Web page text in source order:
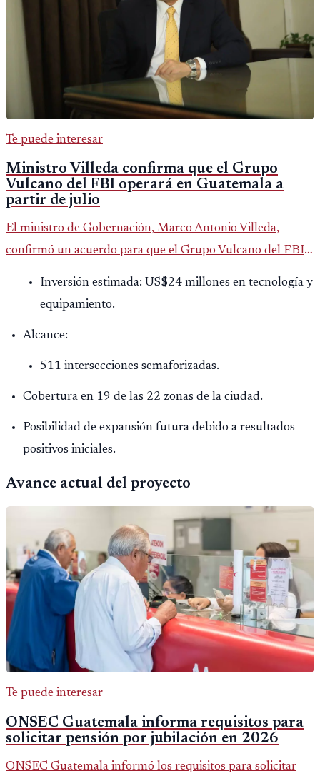
Te puede interesar
Ministro Villeda confirma que el Grupo
Vulcano del FBI operará en Guatemala a
partir de julio
El ministro de Gobernación, Marco Antonio Villeda,
confirmó un acuerdo para que el Grupo Vulcano del FBI
opere en Guatemala a partir de julio, tras un intento
Inversión estimada: US$24 millones en tecnología y
equipamiento.
Alcance:
511 intersecciones semaforizadas.
Cobertura en 19 de las 22 zonas de la ciudad.
Posibilidad de expansión futura debido a resultados
positivos iniciales.
Avance actual del proyecto
Te puede interesar
ONSEC Guatemala informa requisitos para
solicitar pensión por jubilación en 2026
ONSEC Guatemala informó los requisitos para solicitar